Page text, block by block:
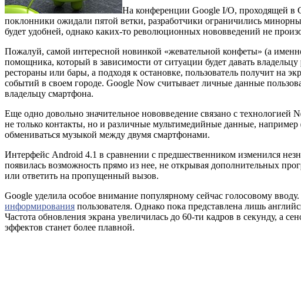
На конференции Google I/O, проходящей в
поклонники ожидали пятой ветки, разработчики ограничились
будет удобней, однако каких-то революционных нововведений не
Пожалуй, самой интересной новинкой «жевательной конфеты» (а
помощника, который в зависимости от ситуации будет давать
рестораны или бары, а подходя к остановке, пользователь получит на
событий в своем городе. Google Now считывает личные данные
владельцу смартфона.
Еще одно довольно значительное нововведение связано с
не только контакты, но и различные мультимедийные данные,
обмениваться музыкой между двумя смартфонами.
Интерфейс Android 4.1 в сравнении с предшественником изменился
появилась возможность прямо из нее, не открывая дополнительных
или ответить на пропущенный вызов.
Google уделила особое внимание популярному сейчас голосовому
информирования пользователя. Однако пока представлена лишь
Частота обновления экрана увеличилась до 60-ти кадров в секунду, а
эффектов станет более плавной.